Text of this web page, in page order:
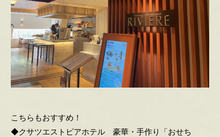
こちらもおすすめ！
◆クサツエストピアホテル 豪華・手作り「おせち